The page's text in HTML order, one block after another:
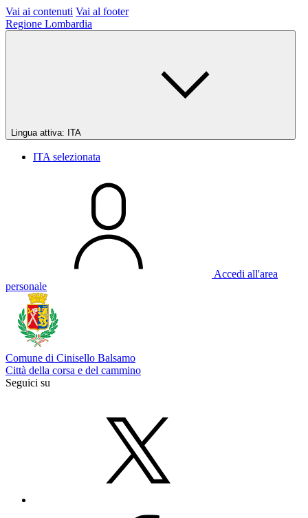
Vai ai contenuti Vai al footer
Regione Lombardia
Lingua attiva: ITA
ITA selezionata
Accedi all'area
personale
Comune di Cinisello Balsamo
Città della corsa e del cammino
Seguici su